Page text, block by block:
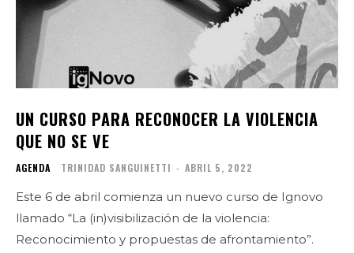
UN CURSO PARA RECONOCER LA VIOLENCIA
QUE NO SE VE
AGENDA TRINIDAD SANGUINETTI - ABRIL 5, 2022
Este 6 de abril comienza un nuevo curso de Ignovo
llamado “La (in)visibilización de la violencia:
Reconocimiento y propuestas de afrontamiento”.